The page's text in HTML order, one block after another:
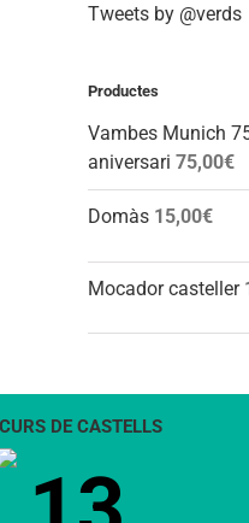
Tweets by @verds
Productes
Vambes Munich
aniversari 75,00€
Domàs 15,00€
Mocador casteller
DE CASTELLS